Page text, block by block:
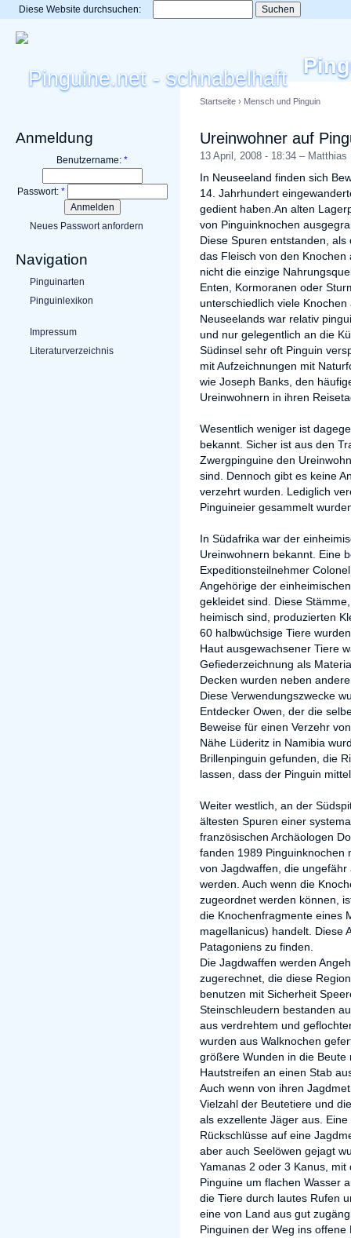
Diese Website durchsuchen:
Anmeldung
Benutzername: *
Passwort: *
Neues Passwort anfordern
Navigation
Pinguinarten
Pinguinlexikon
Impressum
Literaturverzeichnis
Startseite › Mensch und Pinguin
Ureinwohner auf
13 April, 2008 - 18:34 – Matthias
In Neuseeland finden sich
14. Jahrhundert
gedient haben.An alten
von Pinguinknochen
Diese Spuren entstanden,
das Fleisch von den
nicht die einzige
Enten, Kormoranen oder
unterschiedlich viele
Neuseelands war relativ
und nur gelegentlich an die
Südinsel sehr oft Pinguin
mit Aufzeichnungen mit
wie Joseph Banks, den
Ureinwohnern in ihren
Wesentlich weniger ist
bekannt. Sicher ist aus den
Zwergpinguine den
sind. Dennoch gibt es keine
verzehrt wurden. Lediglich
Pinguineier gesammelt
In Südafrika war der
Ureinwohnern bekannt. Eine
Expeditionsteilnehmer
Angehörige der
gekleidet sind. Diese
heimisch sind, produzierten
60 halbwüchsige Tiere
Haut ausgewachsener Tiere
Gefiederzeichnung als
Decken wurden neben
Diese Verwendungszwecke
Entdecker Owen, der die
Beweise für einen Verzehr
Nähe Lüderitz in Namibia
Brillenpinguin gefunden, die
lassen, dass der Pinguin
Weiter westlich, an der
ältesten Spuren einer
französischen Archäologen
fanden 1989 Pinguinknochen
von Jagdwaffen, die
werden. Auch wenn die
zugeordnet werden können,
die Knochenfragmente eines
magellanicus) handelt. Diese
Patagoniens zu finden.
Die Jagdwaffen werden
zugerechnet, die diese
benutzen mit Sicherheit
Steinschleudern bestanden
aus verdrehtem und
wurden aus Walknochen
größere Wunden in die
Hautstreifen an einen Stab
Auch wenn von ihren
Vielzahl der Beutetiere und
als exzellente Jäger aus.
Rückschlüsse auf eine
aber auch Seelöwen gejagt
Yamanas 2 oder 3 Kanus,
Pinguine um flachen Wasser
die Tiere durch lautes Rufen
eine von Land aus gut
Pinguinen der Weg ins